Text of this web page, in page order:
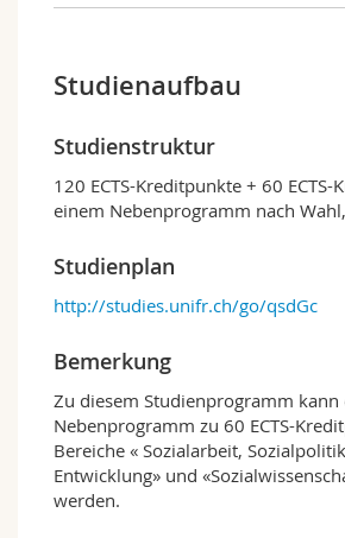
Das Studium in Sozialarbeit und
dreifacher Hinsicht: Erstens kann
Kombination mit Sozialpolitik als
Studium (Bachelor, Master,
Freiburg absolviert werden.
zwischen Sozialarbeit und
als Handlungs- und
Hinblick auf die Bearbeitung
legt das Studium Wert darauf,
Studierenden die vielfältigen
nationalen und transnationalen
sozialer Probleme erkennen und
Soziale Probleme haben nicht
Ursache, sondern sind immer in
Geflecht milieuspezifischer,
Studienaufbau
Studienstruktur
120 ECTS-Kreditpunkte + 60
einem Nebenprogramm nach
Studienplan
http://studies.unifr.ch/go/qsdGc
Bemerkung
Zu diesem Studienprogramm kann
Nebenprogramm zu 60 ECTS-
Bereiche « Sozialarbeit,
Entwicklung» und
werden.